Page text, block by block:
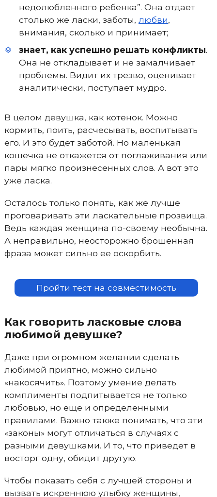
недолюбленного ребенка”. Она отдает
столько же ласки, заботы, любви,
внимания, сколько и принимает;
знает, как успешно решать конфликты.
Она не откладывает и не замалчивает
проблемы. Видит их трезво, оценивает
аналитически, поступает мудро.
В целом девушка, как котенок. Можно
кормить, поить, расчесывать, воспитывать
его. И это будет заботой. Но маленькая
кошечка не откажется от поглаживания или
пары мягко произнесенных слов. А вот это
уже ласка.
Осталось только понять, как же лучше
проговаривать эти ласкательные прозвища.
Ведь каждая женщина по-своему необычна.
А неправильно, неосторожно брошенная
фраза может сильно ее оскорбить.
Пройти тест на совместимость
Как говорить ласковые слова
любимой девушке?
Даже при огромном желании сделать
любимой приятно, можно сильно
«накосячить». Поэтому умение делать
комплименты подпитывается не только
любовью, но еще и определенными
правилами. Важно также понимать, что эти
«законы» могут отличаться в случаях с
разными девушками. И то, что приведет в
восторг одну, обидит другую.
Чтобы показать себя с лучшей стороны и
вызвать искреннюю улыбку женщины,